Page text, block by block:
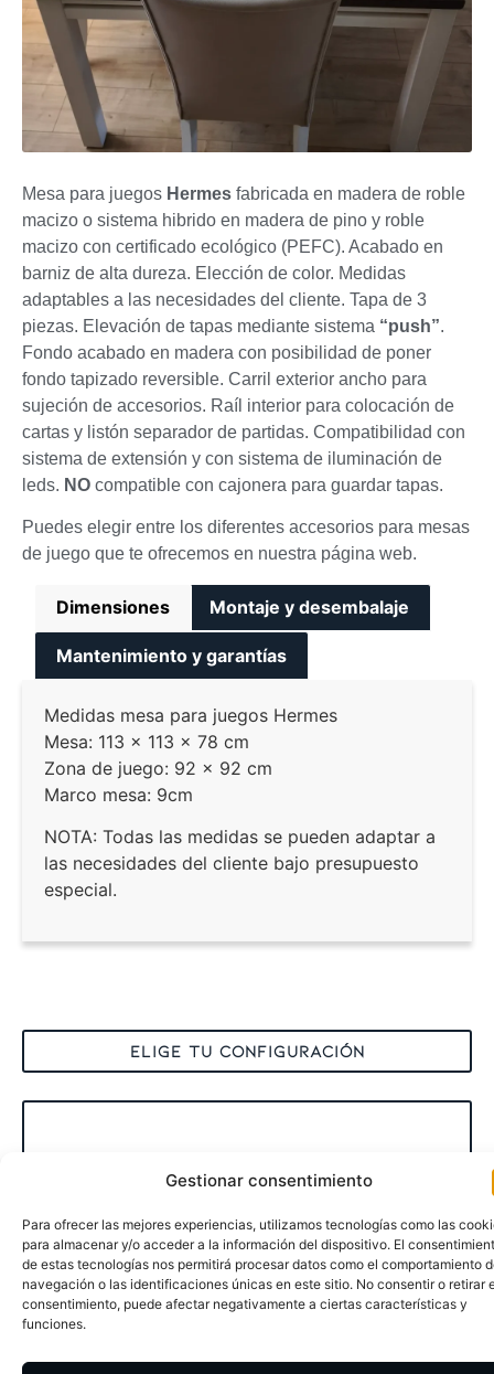
Gestionar consentimiento
Para ofrecer las mejores experiencias, utilizamos tecnologías como las
para almacenar y/o acceder a la información del dispositivo. El
de estas tecnologías nos permitirá procesar datos como el comportamiento
navegación o las identificaciones únicas en este sitio. No consentir o retirar
consentimiento, puede afectar negativamente a ciertas características y
funciones.
Mesa para juegos Hermes fabricada en madera de roble
macizo o sistema hibrido en madera de pino y roble
macizo con certificado ecológico (PEFC). Acabado en
barniz de alta dureza. Elección de color. Medidas
adaptables a las necesidades del cliente. Tapa de 3
piezas. Elevación de tapas mediante sistema “push”.
Fondo acabado en madera con posibilidad de poner
fondo tapizado reversible. Carril exterior ancho para
sujeción de accesorios. Raíl interior para colocación de
cartas y listón separador de partidas. Compatibilidad con
sistema de extensión y con sistema de iluminación de
leds. NO compatible con cajonera para guardar tapas.
Puedes elegir entre los diferentes accesorios para mesas
de juego que te ofrecemos en nuestra página web.
Dimensiones Montaje y desembalaje
Mantenimiento y garantías
Medidas mesa para juegos Hermes
Mesa: 113 x 113 x 78 cm
Zona de juego: 92 x 92 cm
Marco mesa: 9cm
NOTA: Todas las medidas se pueden adaptar a
las necesidades del cliente bajo presupuesto
especial.
ELIGE TU CONFIGURACIÓN
PERSONALIZA TU MESA
Selecciona unmaterialpara la
estructura de tu mesa y pulsa siguiente...